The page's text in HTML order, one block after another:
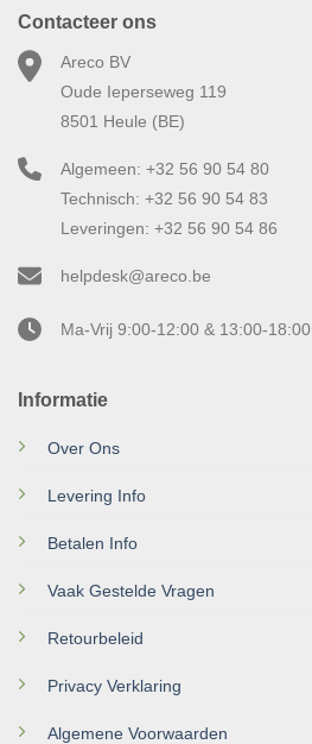
Informatie
Over Ons
Levering Info
Betalen Info
Vaak Gestelde Vragen
Retourbeleid
Privacy Verklaring
Algemene Voorwaarden
Contacteer ons
Areco BV
Oude Ieperseweg 119
8501 Heule (BE)
Algemeen: +32 56 90 54 80
Technisch: +32 56 90 54 83
Leveringen: +32 56 90 54 86
helpdesk@areco.be
Ma-Vrij 9:00-12:00 & 13:00-18:00